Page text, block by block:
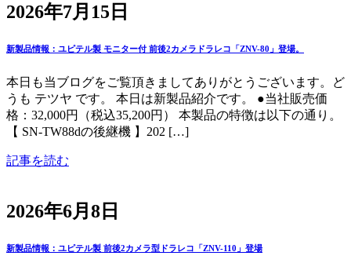
2026年7月15日
新製品情報：ユピテル製 モニター付 前後2カメラドラレコ「ZNV-80」登場。
本日も当ブログをご覧頂きましてありがとうございます。ど
うも テツヤ です。 本日は新製品紹介です。 ●当社販売価
格：32,000円（税込35,200円） 本製品の特徴は以下の通り。
【 SN-TW88dの後継機 】202 […]
記事を読む
2026年6月8日
新製品情報：ユピテル製 前後2カメラ型ドラレコ「ZNV-110」登場